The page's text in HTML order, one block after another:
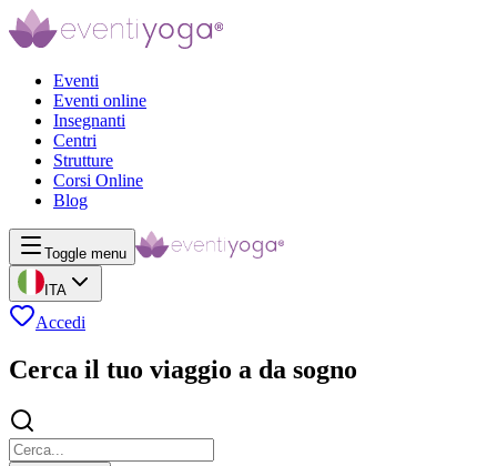
Eventi
Eventi online
Insegnanti
Centri
Strutture
Corsi Online
Blog
Toggle menu
ITA
Accedi
Cerca il tuo viaggio a da sogno